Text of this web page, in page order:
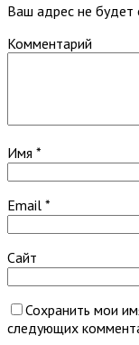
Ваш адрес не будет
Комментарий
Имя *
Email *
Сайт
Сохранить мои
следующих